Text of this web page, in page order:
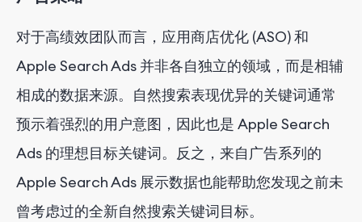
对于高绩效团队而言，应用商店优化 (ASO) 和
Apple Search Ads 并非各自独立的领域，而是相辅
相成的数据来源。自然搜索表现优异的关键词通常
预示着强烈的用户意图，因此也是 Apple Search
Ads 的理想目标关键词。反之，来自广告系列的
Apple Search Ads 展示数据也能帮助您发现之前未
曾考虑过的全新自然搜索关键词目标。